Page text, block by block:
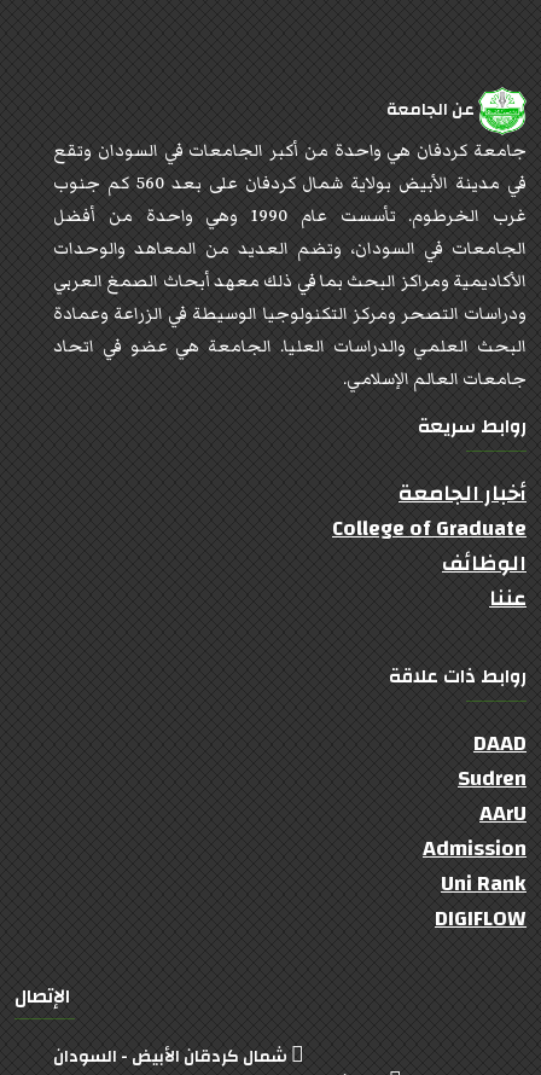
عن الجامعة
جامعة كردفان هي واحدة من أكبر الجامعات في السودان وتقع
في مدينة الأبيض بولاية شمال كردفان على بعد 560 كم جنوب
غرب الخرطوم. تأسست عام 1990 وهي واحدة من أفضل
الجامعات في السودان، وتضم العديد من المعاهد والوحدات
الأكاديمية ومراكز البحث بما في ذلك معهد أبحاث الصمغ العربي
ودراسات التصحر ومركز التكنولوجيا الوسيطة في الزراعة وعمادة
البحث العلمي والدراسات العليا. الجامعة هي عضو في اتحاد
جامعات العالم الإسلامي.
روابط سريعة
أخبار الجامعة
College of Graduate
الوظائف
عننا
روابط ذات علاقة
DAAD
Sudren
AArU
Admission
Uni Rank
DIGIFLOW
الإتصال
شمال كردقان الأبيض - السودان